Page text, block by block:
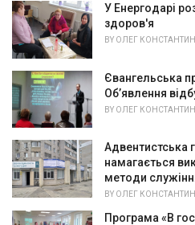
:
У Енергодарі
здоров'я
BY ОЛЕГ
Євангельська
Об’явлення
BY ОЛЕГ
Адвентистська
намагається
методи
BY ОЛЕГ
Програма «В